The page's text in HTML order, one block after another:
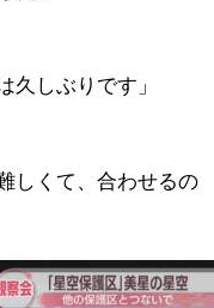
久しぶりです」
しくて、合わせるの